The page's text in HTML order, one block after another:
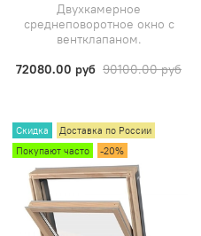
Двухкамерное
среднеповоротное окно с
вентклапаном.
72080.00 руб 90100.00 руб
Скидка
Доставка по России
Покупают часто
-20%